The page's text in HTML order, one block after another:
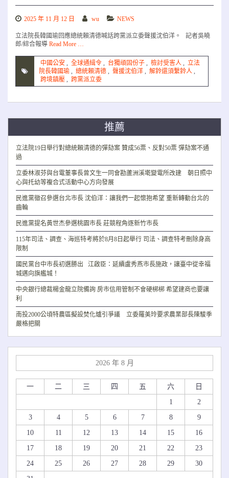
2025 年 11 月 12 日 wu NEWS
立法院長韓國瑜回應總統賴清德喊話跨黨派立委聲援沈伯洋。 記者吳曉
郎/綜合報導 Read More …
中國公安 , 全球通緝令 , 台獨頑固份子 , 檢討受害人 , 立法
院長韓國瑜 , 總統賴清德 , 聲援沈伯洋 , 解鈴還須繫鈴人 ,
跨境鎮壓 , 跨黨派立委
推薦
立法院19日舉行對總統賴清德的彈劾案 贊成56票、反對50票 彈劾案不通
過
立委林淑芬與台電董事長曾文生一同會勘蘆洲溪墘變電所改建 朝日照中
心與托幼等複合式活動中心方向發展
民進黨徵召參選台北市長 沈伯洋：讓我們一起懷抱希望 重新轉動台北的
齒輪
民進黨提名黃世杰參選桃園市長 莊競程角逐新竹市長
115年司法、調查、海巡特考將於8月8日起舉行 司法、調查特考刪除身高
限制
國民黨台中市長初選勝出 江啟臣：延續盧秀燕市長施政，讓臺中從幸福
城邁向旗艦城！
中央銀行總裁楊金龍立院備詢 房市信用管制不會硬梆梆 希望建商也要讓
利
南投2000公頃特農區擬設焚化爐引爭議 立委羅美玲要求農業部長陳駿季
嚴格把關
2026 年 8 月
一 二 三 四 五 六
日
1
2
3
4 5 6 7 8
9
10
11 12 13 14 15
16
17
18 19 20 21 22
23
24
25 26 27 28 29
30